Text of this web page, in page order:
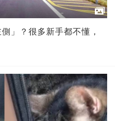
」？很多新手都不懂，